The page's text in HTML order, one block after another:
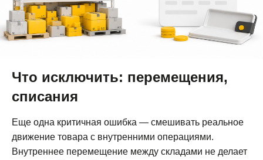
Что исключить: перемещения,
списания
Еще одна критичная ошибка — смешивать реальное
движение товара с внутренними операциями.
Внутреннее перемещение между складами не делает